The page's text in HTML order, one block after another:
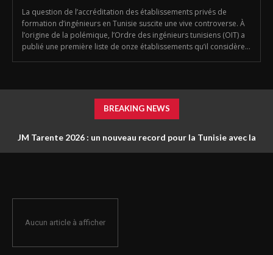
La question de l’accréditation des établissements privés de
formation d’ingénieurs en Tunisie suscite une vive controverse. À
l’origine de la polémique, l’Ordre des ingénieurs tunisiens (OIT) a
publié une première liste de onze établissements qu’il considère...
BREAKING NEWS
JM Tarente 2026 : un nouveau record pour la Tunisie avec la
Aucun article à afficher